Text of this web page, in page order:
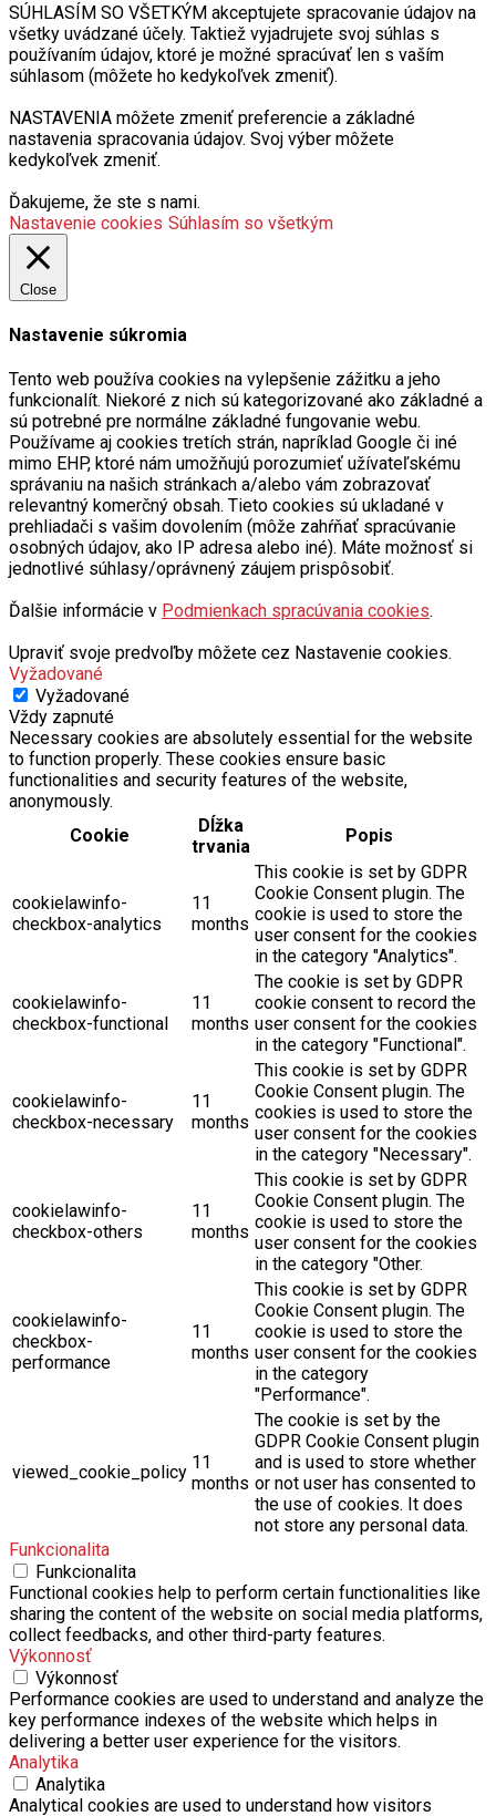
SÚHLASÍM SO VŠETKÝM akceptujete spracovanie údajov na
všetky uvádzané účely. Taktiež vyjadrujete svoj súhlas s
používaním údajov, ktoré je možné spracúvať len s vaším
súhlasom (môžete ho kedykoľvek zmeniť).
NASTAVENIA môžete zmeniť preferencie a základné
nastavenia spracovania údajov. Svoj výber môžete
kedykoľvek zmeniť.
Ďakujeme, že ste s nami.
Nastavenie cookies Súhlasím so všetkým
Close
Nastavenie súkromia
Tento web používa cookies na vylepšenie zážitku a jeho
funkcionalít. Niekoré z nich sú kategorizované ako základné a
sú potrebné pre normálne základné fungovanie webu.
Používame aj cookies tretích strán, napríklad Google či iné
mimo EHP, ktoré nám umožňujú porozumieť užívateľskému
správaniu na našich stránkach a/alebo vám zobrazovať
relevantný komerčný obsah. Tieto cookies sú ukladané v
prehliadači s vašim dovolením (môže zahŕňať spracúvanie
osobných údajov, ako IP adresa alebo iné). Máte možnosť si
jednotlivé súhlasy/oprávnený záujem prispôsobiť.
Ďalšie informácie v Podmienkach spracúvania cookies.
Upraviť svoje predvoľby môžete cez Nastavenie cookies.
Vyžadované
Vyžadované
Vždy zapnuté
Necessary cookies are absolutely essential for the website
to function properly. These cookies ensure basic
functionalities and security features of the website,
anonymously.
Cookie
Dĺžka
trvania
Popis
cookielawinfo-
checkbox-analytics
11
months
This cookie is set by GDPR
Cookie Consent plugin. The
cookie is used to store the
user consent for the cookies
in the category "Analytics".
cookielawinfo-
checkbox-functional
11
months
The cookie is set by GDPR
cookie consent to record the
user consent for the cookies
in the category "Functional".
cookielawinfo-
checkbox-necessary
11
months
This cookie is set by GDPR
Cookie Consent plugin. The
cookies is used to store the
user consent for the cookies
in the category "Necessary".
cookielawinfo-
checkbox-others
11
months
This cookie is set by GDPR
Cookie Consent plugin. The
cookie is used to store the
user consent for the cookies
in the category "Other.
cookielawinfo-
checkbox-
performance
11
months
This cookie is set by GDPR
Cookie Consent plugin. The
cookie is used to store the
user consent for the cookies
in the category
"Performance".
viewed_cookie_policy 11
months
The cookie is set by the
GDPR Cookie Consent plugin
and is used to store whether
or not user has consented to
the use of cookies. It does
not store any personal data.
Funkcionalita
Funkcionalita
Functional cookies help to perform certain functionalities like
sharing the content of the website on social media platforms,
collect feedbacks, and other third-party features.
Výkonnosť
Výkonnosť
Performance cookies are used to understand and analyze the
key performance indexes of the website which helps in
delivering a better user experience for the visitors.
Analytika
Analytika
Analytical cookies are used to understand how visitors